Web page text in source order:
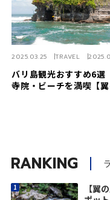
バリ島観光おすすめ6
寺院・ビーチを満喫【翼
2025.03.25 TRAVEL
RANKING
【翼